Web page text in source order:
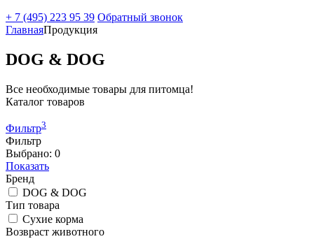
+ 7 (495) 223 95 39 Обратный звонок
ГлавнаяПродукция
DOG & DOG
Все необходимые товары для питомца!
Каталог товаров
Фильтр3
Фильтр
Выбрано: 0
Показать
Бренд
DOG & DOG
Тип товара
Сухие корма
Возвраст животного